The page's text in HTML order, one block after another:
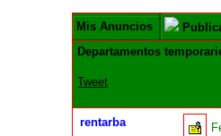
Mis Anuncios
Departamentos
Tweet
rentarba